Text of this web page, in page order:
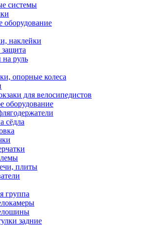
системы
оборудование
наклейки
на руль
опорные колеса
для велосипедистов
оборудование
сёдла
плиты
группа
задние